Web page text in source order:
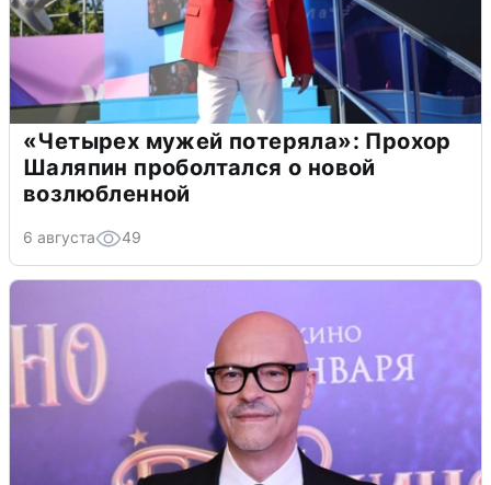
«Четырех мужей потеряла»: Прохор
Шаляпин проболтался о новой
возлюбленной
6 августа 49